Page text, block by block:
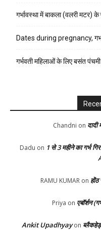
गर्भावस्था में बाकला (वलरी मटर)
Dates during pregnancy,
गर्भवती महिलाओं के लिए बसंत
Chandni on
Dadu on 1 से 3 महीने का गर्भ
RAMU KUMAR on
Priya on एबॉर्शन
Ankit Upadhyayon